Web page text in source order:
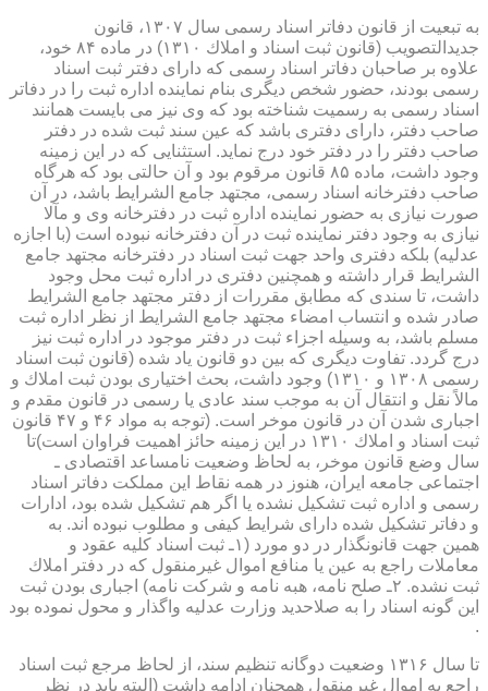
به تبعیت از قانون دفاتر اسناد رسمی سال ۱۳۰۷، قانون
جدیدالتصویب (قانون ثبت اسناد و املاك ۱۳۱۰) در ماده ۸۴ خود،
علاوه بر صاحبان دفاتر اسناد رسمی كه دارای دفتر ثبت اسناد
رسمی بودند، حضور شخص دیگری بنام نماینده اداره ثبت را در دفاتر
اسناد رسمی به رسمیت شناخته بود كه وی نیز می بایست همانند
صاحب دفتر، دارای دفتری باشد كه عین سند ثبت شده در دفتر
صاحب دفتر را در دفتر خود درج نماید. استثنایی كه در این زمینه
وجود داشت، ماده ۸۵ قانون مرقوم بود و آن حالتی بود كه هرگاه
صاحب دفترخانه اسناد رسمی، مجتهد جامع الشرایط باشد، در آن
صورت نیازی به حضور نماینده اداره ثبت در دفترخانه وی و مآلا
نیازی به وجود دفتر نماینده ثبت در آن دفترخانه نبوده است (با اجازه
عدلیه) بلكه دفتری واحد جهت ثبت اسناد در دفترخانه مجتهد جامع
الشرایط قرار داشته و همچنین دفتری در اداره ثبت محل وجود
داشت، تا سندی كه مطابق مقررات از دفتر مجتهد جامع الشرایط
صادر شده و انتساب امضاء مجتهد جامع الشرایط از نظر اداره ثبت
مسلم باشد، به وسیله اجزاء ثبت در دفتر موجود در اداره ثبت نیز
درج گردد. تفاوت دیگری كه بین دو قانون یاد شده (قانون ثبت اسناد
رسمی ۱۳۰۸ و ۱۳۱۰) وجود داشت، بحث اختیاری بودن ثبت املاك و
مالاً نقل و انتقال آن به موجب سند عادی یا رسمی در قانون مقدم و
اجباری شدن آن در قانون موخر است. (توجه به مواد ۴۶ و ۴۷ قانون
ثبت اسناد و املاك ۱۳۱۰ در این زمینه حائز اهمیت فراوان است)تا
سال وضع قانون موخر، به لحاظ وضعیت نامساعد اقتصادی ـ
اجتماعی جامعه ایران، هنوز در همه نقاط این مملكت دفاتر اسناد
رسمی و اداره ثبت تشكیل نشده یا اگر هم تشكیل شده بود، ادارات
و دفاتر تشكیل شده دارای شرایط كیفی و مطلوب نبوده اند. به
همین جهت قانونگذار در دو مورد (۱ـ ثبت اسناد كلیه عقود و
معاملات راجع به عین یا منافع اموال غیرمنقول كه در دفتر املاك
ثبت نشده. ۲ـ صلح نامه، هبه نامه و شركت نامه) اجباری بودن ثبت
این گونه اسناد را به صلاحدید وزارت عدلیه واگذار و محول نموده بود
.
تا سال ۱۳۱۶ وضعیت دوگانه تنظیم سند، از لحاظ مرجع ثبت اسناد
راجع به اموال غیرمنقول همچنان ادامه داشت (البته باید در نظر